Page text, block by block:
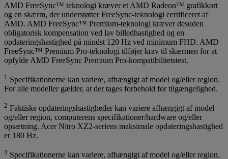
AMD FreeSync™ teknologi kræver et AMD Radeon™ grafikkort
og en skærm, der understøtter FreeSync-teknologi certificeret af
AMD. AMD FreeSync™ Premium-teknologi kræver desuden
obligatorisk kompensation ved lav billedhastighed og en
opdateringshastighed på mindst 120 Hz ved minimum FHD. AMD
FreeSync™ Premium Pro-teknologi tilføjer krav til skærmen for at
opfylde AMD FreeSync Premium Pro-kompatibilitetstest.
1 Specifikationerne kan variere, afhængigt af model og/eller region.
For alle modeller gælder, at der tages forbehold for tilgængelighed.
2 Faktiske opdateringshastigheder kan variere afhængigt af model
og/eller region, computerens specifikationer/hardware og/eller
opsætning. Acer Nitro XZ2-seriens maksimale opdateringshastighed
er 180 Hz.
3 Specifikationerne kan variere, afhængigt af model og/eller region.